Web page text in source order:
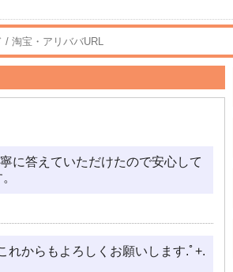
に答えていただけたので安心して
れからもよろしくお願いします.ﾟ+.